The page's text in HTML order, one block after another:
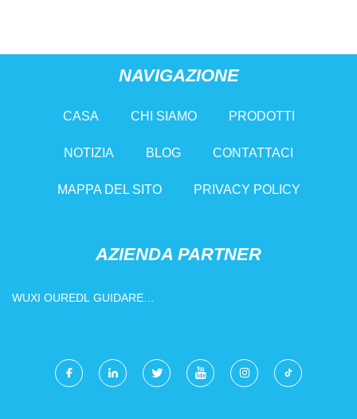
NAVIGAZIONE
CASA CHI SIAMO PRODOTTI
NOTIZIA BLOG CONTATTACI
MAPPA DEL SITO PRIVACY POLICY
AZIENDA PARTNER
WUXI OUREDL GUIDARE